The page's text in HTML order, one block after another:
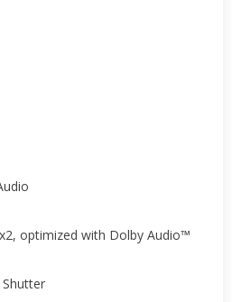
optimized with Dolby Audio™